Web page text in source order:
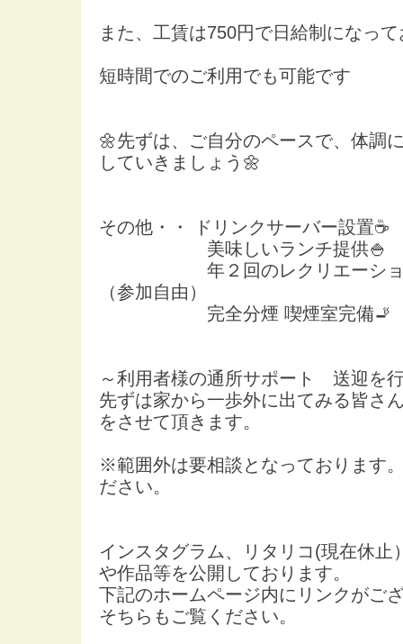
また、工賃は750円で日給制になっ
短時間でのご利用でも可能です
🌼先ずは、ご自分のペースで、体調
していきましょう🌼
その他・・ ドリンクサーバー設置☕
美味しいランチ提供🍚
年２回のレクリエーショ
（参加自由）
完全分煙 喫煙室完備🚬
～利用者様の通所サポート 送迎を
先ずは家から一歩外に出てみる皆さ
をさせて頂きます。
※範囲外は要相談となっております
ださい。
インスタグラム、リタリコ(現在休止
や作品等を公開しております。
下記のホームページ内にリンクがご
そちらもご覧ください。